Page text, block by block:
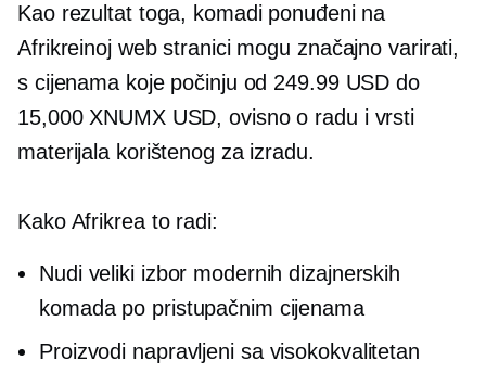
Kao rezultat toga, komadi ponuđeni na
Afrikreinoj web stranici mogu značajno varirati,
s cijenama koje počinju od 249.99 USD do
15,000 XNUMX USD, ovisno o radu i vrsti
materijala korištenog za izradu.
Kako Afrikrea to radi:
Nudi veliki izbor modernih dizajnerskih
komada po pristupačnim cijenama
Proizvodi napravljeni sa visokokvalitetan